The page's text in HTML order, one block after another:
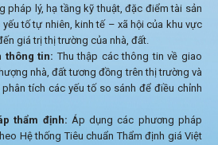
pháp lý, hạ tầng kỹ thuật, đặc điểm tài sản
tố tự nhiên, kinh tế – xã hội của khu vực
giá trị thị trường của nhà, đất.
thông tin: Thu thập các thông tin về giao
nhà, đất tương đồng trên thị trường và
phân tích các yếu tố so sánh để điều chỉnh
thẩm định: Áp dụng các phương pháp
Hệ thống Tiêu chuẩn Thẩm định giá Việt